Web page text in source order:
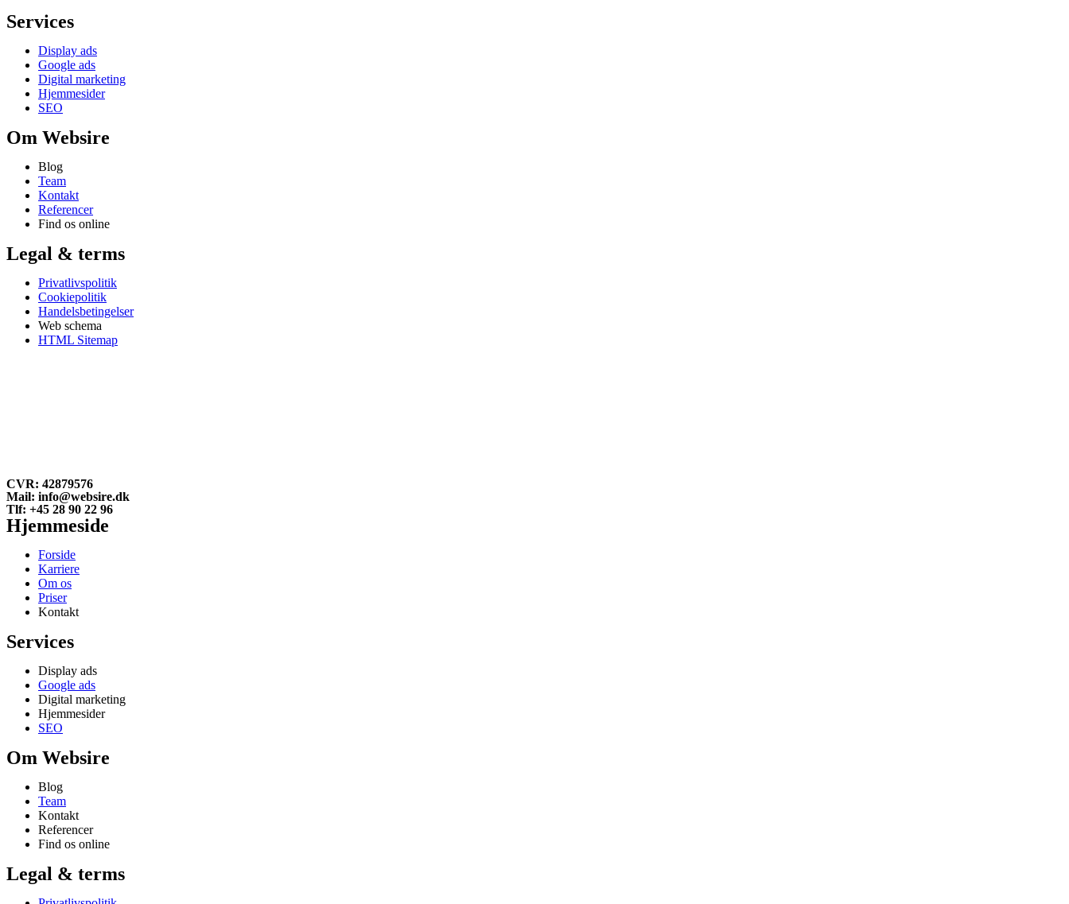
Services
Display ads
Google ads
Digital marketing
Hjemmesider
SEO
Om Websire
Blog
Team
Kontakt
Referencer
Find os online
Legal & terms
Privatlivspolitik
Cookiepolitik
Handelsbetingelser
Web schema
HTML Sitemap
CVR: 42879576
Mail: info@websire.dk
Tlf: +45 28 90 22 96
Hjemmeside
Forside
Karriere
Om os
Priser
Kontakt
Services
Display ads
Google ads
Digital marketing
Hjemmesider
SEO
Om Websire
Blog
Team
Kontakt
Referencer
Find os online
Legal & terms